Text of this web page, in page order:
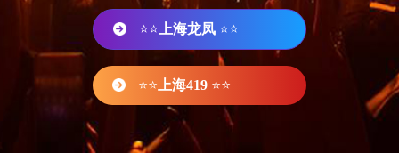
⭐⭐ 上海龙凤 ⭐⭐
⭐⭐ 上海419 ⭐⭐